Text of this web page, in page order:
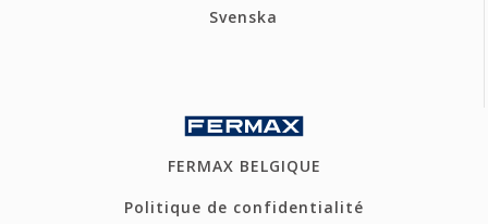
Svenska
FERMAX BELGIQUE
Politique de confidentialité